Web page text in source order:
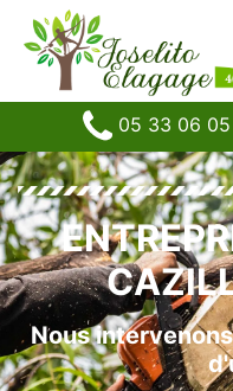
05 33 06 05
Nous